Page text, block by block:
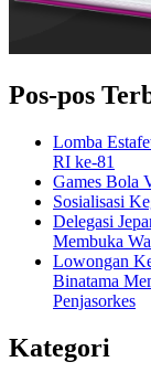
Pos-pos
Lomba
RI ke-81
Games Bola
Sosialisasi
Delegasi
Membuka
Lowongan
Binatama
Penjasorkes
Kategori